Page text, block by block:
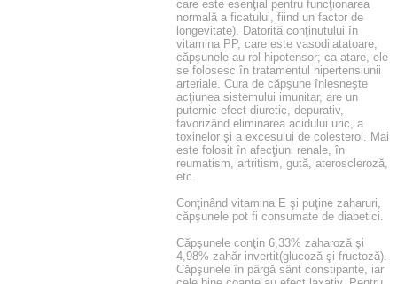
care este esenţial pentru funcţionarea
normală a ficatului, fiind un factor de
longevitate). Datorită conţinutului în
vitamina PP, care este vasodilatatoare,
căpşunele au rol hipotensor; ca atare, ele
se folosesc în tratamentul hipertensiunii
arteriale. Cura de căpşune înlesneşte
acţiunea sistemului imunitar, are un
puternic efect diuretic, depurativ,
favorizând eliminarea acidului uric, a
toxinelor şi a excesului de colesterol. Mai
este folosit în afecţiuni renale, în
reumatism, artritism, gută, ateroscleroză,
etc.
Conţinând vitamina E şi puţine zaharuri,
căpşunele pot fi consumate de diabetici.
Căpşunele conţin 6,33% zaharoză şi
4,98% zahăr invertit(glucoză şi fructoză).
Căpşunele în pârgă sânt constipante, iar